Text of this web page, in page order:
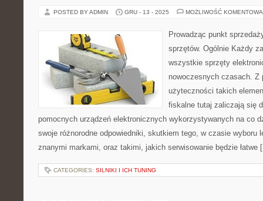
POSTED BY ADMIN GRU - 13 - 2025 MOŻLIWOŚĆ
Prowadząc punkt
sprzętów. Ogólnie Każdy
wszystkie sprzęty
nowoczesnych czasach. Z
użyteczności takich
fiskalne tutaj zaliczają się
pomocnych urządzeń elektronicznych wykorzystywanych na co
swoje różnorodne odpowiedniki, skutkiem tego, w czasie wyboru
znanymi markami, oraz takimi, jakich serwisowanie będzie
CATEGORIES: SILNIKI I ICH TUNING